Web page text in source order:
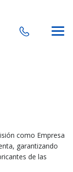
como Empresa
garantizando
de las